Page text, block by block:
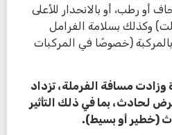
أو رطب، أو بالانحدار للأعلى
وكذلك بسلامة الفرامل
(خصوصًا في المركبات
وزادت مسافة الفرملة، تزداد
لحادث، بما في ذلك التأثير
(خطير أو بسيط).